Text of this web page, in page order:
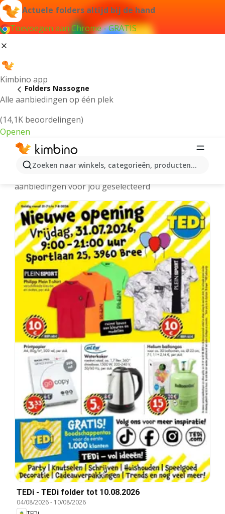
Actuele folders altijd bij de hand
Toevoegen aan Chrome - GRATIS
Kimbino app
Alle aanbiedingen op één plek
(14,1K beoordelingen)
Openen
Zoeken naar winkels, categorieën, producten...
Folders Nassogne
Nassogne folders online
aanbiedingen voor jou geselecteerd
TEDi - TEDi folder tot 10.08.2026
04/08/2026- 10/08/2026